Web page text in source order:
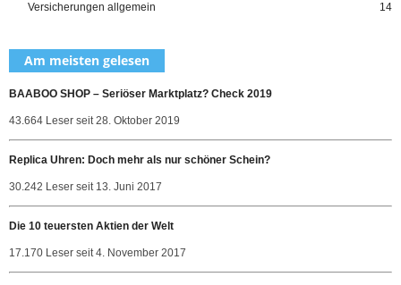
Versicherungen allgemein 14
Am meisten gelesen
BAABOO SHOP – Seriöser Marktplatz? Check 2019
43.664 Leser seit 28. Oktober 2019
Replica Uhren: Doch mehr als nur schöner Schein?
30.242 Leser seit 13. Juni 2017
Die 10 teuersten Aktien der Welt
17.170 Leser seit 4. November 2017